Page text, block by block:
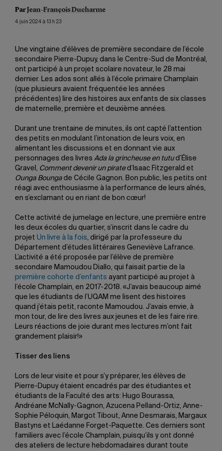
ParJean-François Ducharme
4 juin 2024 à 13 h 23
Une vingtaine d’élèves de première secondaire de l’école
secondaire Pierre-Dupuy, dans le Centre-Sud de Montréal,
ont participé à un projet scolaire novateur, le 28 mai
dernier. Les ados sont allés à l’école primaire Champlain
(que plusieurs avaient fréquentée les années
précédentes) lire des histoires aux enfants de six classes
de maternelle, première et deuxième années.
Durant une trentaine de minutes, ils ont capté l’attention
des petits en modulant l’intonation de leurs voix, en
alimentant les discussions et en donnant vie aux
personnages des livres Ada la grincheuse en tutud’Élise
Gravel, Comment devenir un pirated’Isaac Fitzgerald et
Ounga Boungade Cécile Gagnon. Bon public, les petits ont
réagi avec enthousiasme à la performance de leurs aînés,
en s’exclamant ou en riant de bon cœur!
Cette activité de jumelage en lecture, une première entre
les deux écoles du quartier, s’inscrit dans le cadre du
projet Un livre à la fois, dirigé par la professeure du
Département d’études littéraires Geneviève Lafrance.
L’activité a été proposée par l’élève de première
secondaire Mamoudou Diallo, qui faisait partie de la
première cohorte d’enfants ayant participé au projet à
l’école Champlain, en 2017-2018. «J’avais beaucoup aimé
que les étudiants de l’UQAM me lisent des histoires
quand j’étais petit, raconte Mamoudou. J’avais envie, à
mon tour, de lire des livres aux jeunes et de les faire rire.
Leurs réactions de joie durant mes lectures m’ont fait
grandement plaisir!»
Tisser des liens
Lors de leur visite et pour s’y préparer, les élèves de
Pierre-Dupuy étaient encadrés par des étudiantes et
étudiants de la Faculté des arts: Hugo Bourassa,
Andréane McNally-Gagnon, Azucena Pelland-Ortiz, Anne-
Sophie Péloquin, Margot Tibout, Anne Desmarais, Margaux
Bastyns et Laédanne Forget-Paquette. Ces derniers sont
familiers avec l’école Champlain, puisqu’ils y ont donné
des ateliers de lecture hebdomadaires durant toute